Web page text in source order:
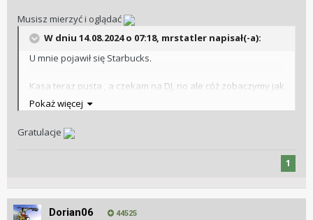
Musisz mierzyć i oglądać
W dniu 14.08.2024 o 07:18, mrstatler napisał(-a):
U mnie pojawił się Starbucks.
Kasa teraz pusta , a czekam na DJ, no ale cóż zobaczymy jak
zadzwoni telefon o ile zadzwoni kiedykolwiek
Wysłane z mojego SM-S918B przy użyciu Tapatalka
Pokaż więcej
Gratulacje
1
Dorian06 44525